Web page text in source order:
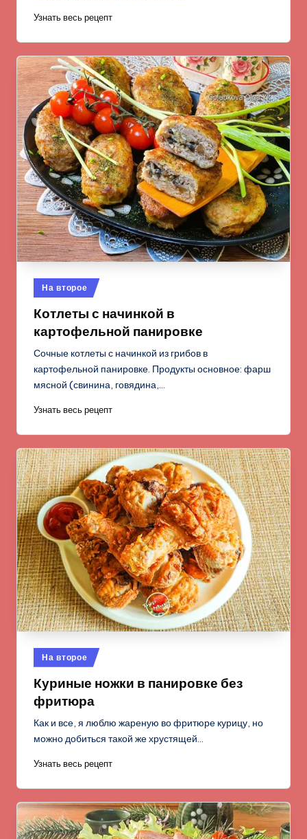
Узнать весь рецепт
Опубликовано
в
На второе
Котлеты с начинкой в
картофельной панировке
Сочные котлеты с начинкой из грибов в
картофельной панировке. Продукты основное: фарш
мясной (свинина, говядина,…
Узнать весь рецепт
Опубликовано
в
На второе
Куриные ножки в панировке без
фритюра
Как и все, я люблю жареную во фритюре курицу, но
можно добиться такой же хрустящей…
Узнать весь рецепт